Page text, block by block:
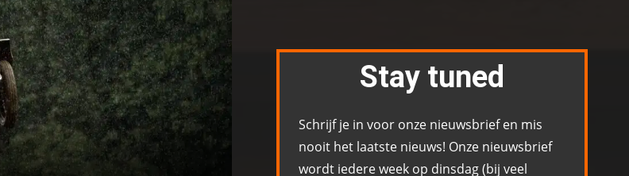
Stay tuned
Schrijf je in voor onze nieuwsbrief en mis
nooit het laatste nieuws! Onze nieuwsbrief
wordt iedere week op dinsdag (bij veel